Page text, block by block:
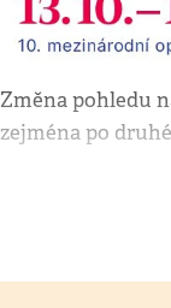
Změna pohledu
zejména po